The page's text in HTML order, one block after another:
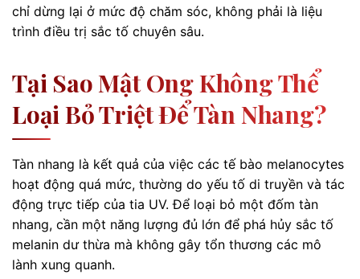
chỉ dừng lại ở mức độ chăm sóc, không phải là liệu
trình điều trị sắc tố chuyên sâu.
Tại Sao Mật Ong Không Thể
Loại Bỏ Triệt Để Tàn Nhang?
Tàn nhang là kết quả của việc các tế bào melanocytes
hoạt động quá mức, thường do yếu tố di truyền và tác
động trực tiếp của tia UV. Để loại bỏ một đốm tàn
nhang, cần một năng lượng đủ lớn để phá hủy sắc tố
melanin dư thừa mà không gây tổn thương các mô
lành xung quanh.